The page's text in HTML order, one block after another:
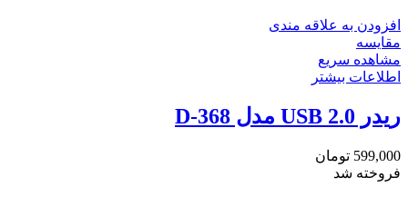
افزودن به علاقه مندی
مقایسه
مشاهده سریع
اطلاعات بیشتر
ریدر USB 2.0 مدل D-368
599,000 تومان
فروخته شد